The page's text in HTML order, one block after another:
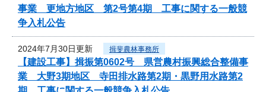
事業 更地方地区 第2号第4期 工事に関する一般競
争入札公告
2024年7月30日更新 揖斐農林事務所
【建設工事】揖振第0602号 県営農村振興総合整備事
業 大野3期地区 寺田排水路第2期・黒野用水路第2